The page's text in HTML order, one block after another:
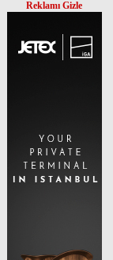
Reklamı Gizle